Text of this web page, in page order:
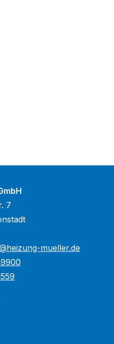
7
mueller.de